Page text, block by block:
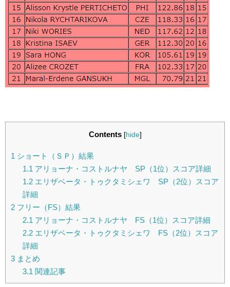
Contents [hide]
1 ショート（ＳＰ）結果
1.1 アリョーナ・コストルナヤ SP（1位）スコア詳細
1.2エリザベータ・トゥクタミシェワ SP（2位）スコア
詳細
2 フリー（FS）結果
2.1 アリョーナ・コストルナヤ FS（1位）スコア詳細
2.2エリザベータ・トゥクタミシェワ FS（2位）スコア
詳細
3 まとめ
3.1 関連記事